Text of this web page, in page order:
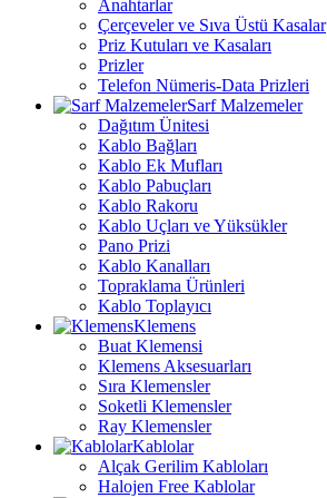
Anahtarlar
Çerçeveler ve Sıva Üstü Kasalar
Priz Kutuları ve Kasaları
Prizler
Telefon Nümeris-Data Prizleri
Sarf Malzemeler
Dağıtım Ünitesi
Kablo Bağları
Kablo Ek Mufları
Kablo Pabuçları
Kablo Rakoru
Kablo Uçları ve Yüksükler
Pano Prizi
Kablo Kanalları
Topraklama Ürünleri
Kablo Toplayıcı
Klemens
Buat Klemensi
Klemens Aksesuarları
Sıra Klemensler
Soketli Klemensler
Ray Klemensler
Kablolar
Alçak Gerilim Kabloları
Halojen Free Kablolar